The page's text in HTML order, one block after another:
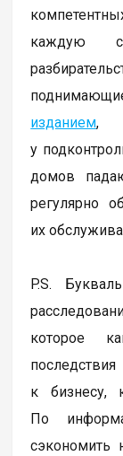
каждую
изданием,
у
домов
регулярно
их
P.S.
которое
к бизнесу,
По
сэкономить